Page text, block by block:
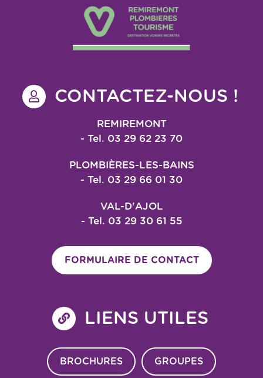
CONTACTEZ-NOUS !
REMIREMONT
- Tel. 03 29 62 23 70
PLOMBIÈRES-LES-BAINS
- Tel. 03 29 66 01 30
VAL-D'AJOL
- Tel. 03 29 30 61 55
FORMULAIRE DE CONTACT
LIENS UTILES
BROCHURES GROUPES